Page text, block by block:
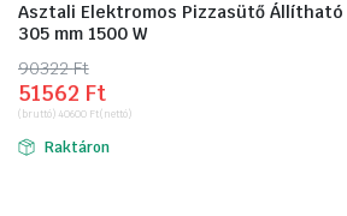
Asztali Elektromos Pizzasütő
305 mm 1500 W
90322Ft
Original
price
was:
90322 Ft.
51562 Ft
Current
price
is:
51562 Ft.
(bruttó) 40600 Ft(nettó)
Raktáron